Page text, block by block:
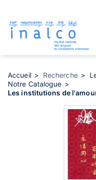
contenu
principal
Accueil Recherche
Notre Catalogue
Les institutions de